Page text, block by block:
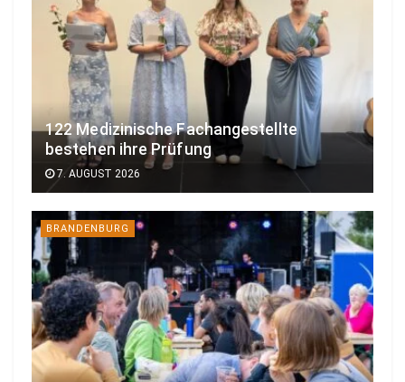
122 Medizinische Fachangestellte
bestehen ihre Prüfung
7. AUGUST 2026
BRANDENBURG